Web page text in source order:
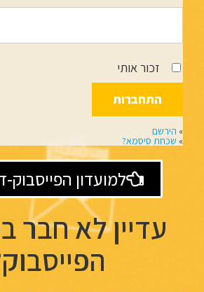
זכור אותי
» הירשם
» שכחת סיסמא?
למועדון
עדיין לא חבר